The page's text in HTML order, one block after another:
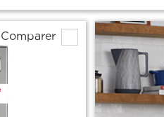
Comparer